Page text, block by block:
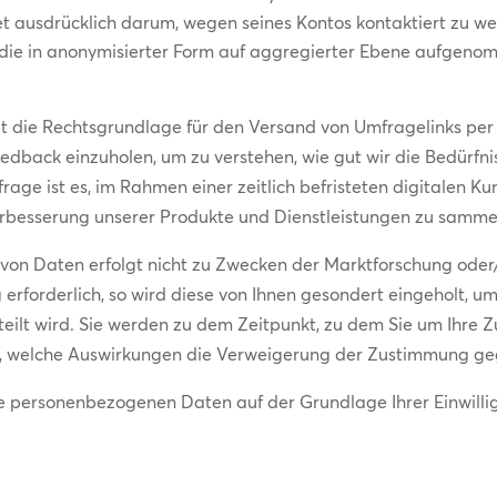
darum, wegen seines Kontos kontaktiert zu
in anonymisierter Form auf aggregierter Ebene
die Rechtsgrundlage für den Versand von Umfragelinks
einzuholen, um zu verstehen, wie gut wir die
ist es, im Rahmen einer zeitlich befristeten digitalen
unserer Produkte und Dienstleistungen zu
Daten erfolgt nicht zu Zwecken der Marktforschung
so wird diese von Ihnen gesondert eingeholt,
wird. Sie werden zu dem Zeitpunkt, zu dem Sie um Ihre
Auswirkungen die Verweigerung der Zustimmung
Daten auf der Grundlage Ihrer